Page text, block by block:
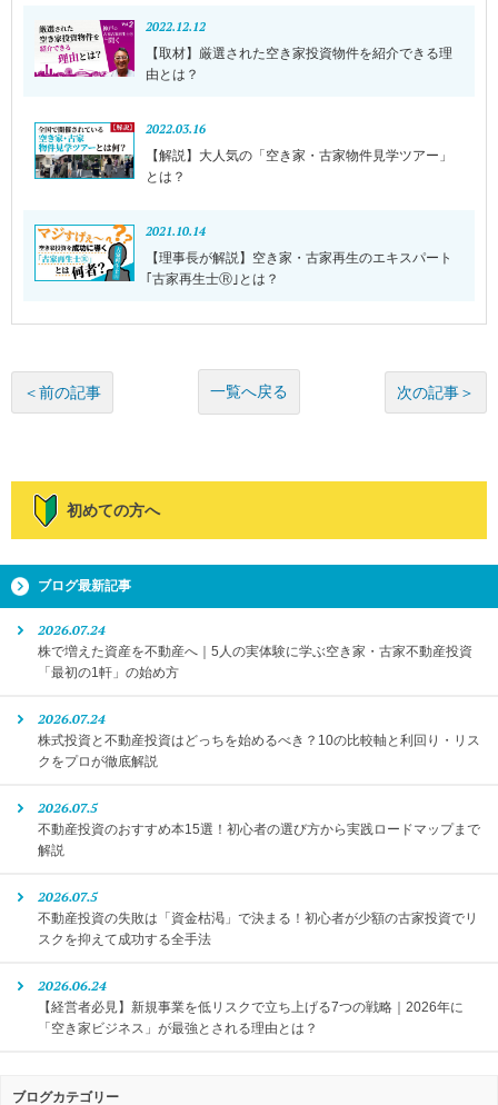
2022.12.12
【取材】厳選された空き家投資物件を紹介できる理
由とは？
2022.03.16
【解説】大人気の「空き家・古家物件見学ツアー」
とは？
2021.10.14
【理事長が解説】空き家・古家再生のエキスパート
｢古家再生士Ⓡ｣とは？
＜前の記事 一覧へ戻る 次の記事＞
初めての方へ
ブログ最新記事
2026.07.24
株で増えた資産を不動産へ｜5人の実体験に学ぶ空き家・古家不動産投資
「最初の1軒」の始め方
2026.07.24
株式投資と不動産投資はどっちを始めるべき？10の比較軸と利回り・リス
クをプロが徹底解説
2026.07.5
不動産投資のおすすめ本15選！初心者の選び方から実践ロードマップまで
解説
2026.07.5
不動産投資の失敗は「資金枯渇」で決まる！初心者が少額の古家投資でリ
スクを抑えて成功する全手法
2026.06.24
【経営者必見】新規事業を低リスクで立ち上げる7つの戦略｜2026年に
「空き家ビジネス」が最強とされる理由とは？
ブログカテゴリー